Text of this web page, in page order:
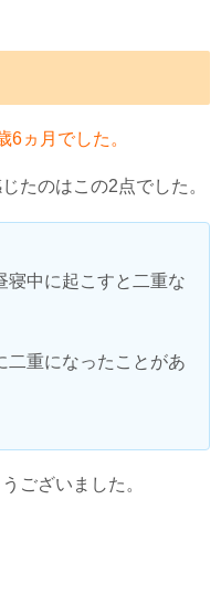
6ヵ月でした。
たのはこの2点でした。
寝中に起こすと二重な
二重になったことがあ
ございました。